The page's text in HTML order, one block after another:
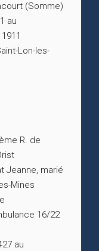
(Somme)
au
Lon-les-
R. de
Jeanne, marié
Mines
16/22
au